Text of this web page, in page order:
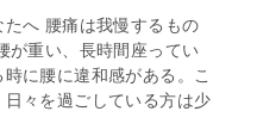
へ 腰痛は我慢するもの
が重い、長時間座ってい
に腰に違和感がある。こ
々を過ごしている方は少